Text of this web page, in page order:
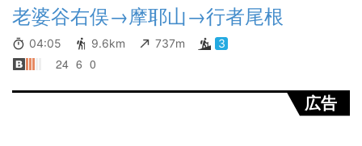
老婆谷右俣→摩耶山→行者尾根
04:05 9.6km 737m 3
24 6 0
広告